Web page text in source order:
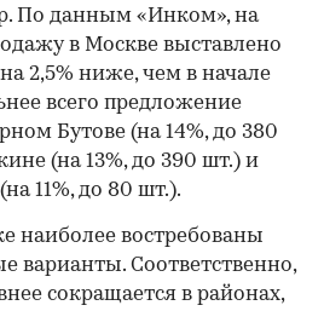
По данным «Инком», на
в Москве выставлено
2,5% ниже, чем в начале
всего предложение
Бутове (на 14%, до 380
(на 13%, до 390 шт.) и
11%, до 80 шт.).
наиболее востребованы
варианты. Соответственно,
сокращается в районах,